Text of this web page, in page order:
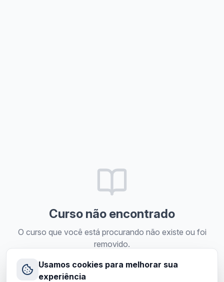
Curso não encontrado
O curso que você está procurando não existe ou foi
removido.
Voltar para o site
Usamos cookies para melhorar sua
experiência